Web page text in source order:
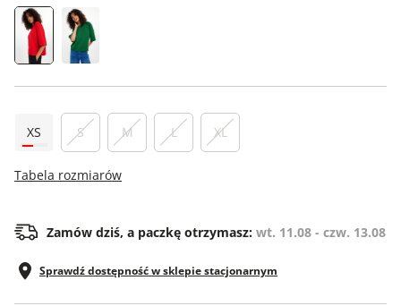
XS S M L XL
Tabela rozmiarów
Zamów dziś, a paczkę otrzymasz: wt. 11.08 - czw. 13.08
Sprawdź dostępność w sklepie stacjonarnym